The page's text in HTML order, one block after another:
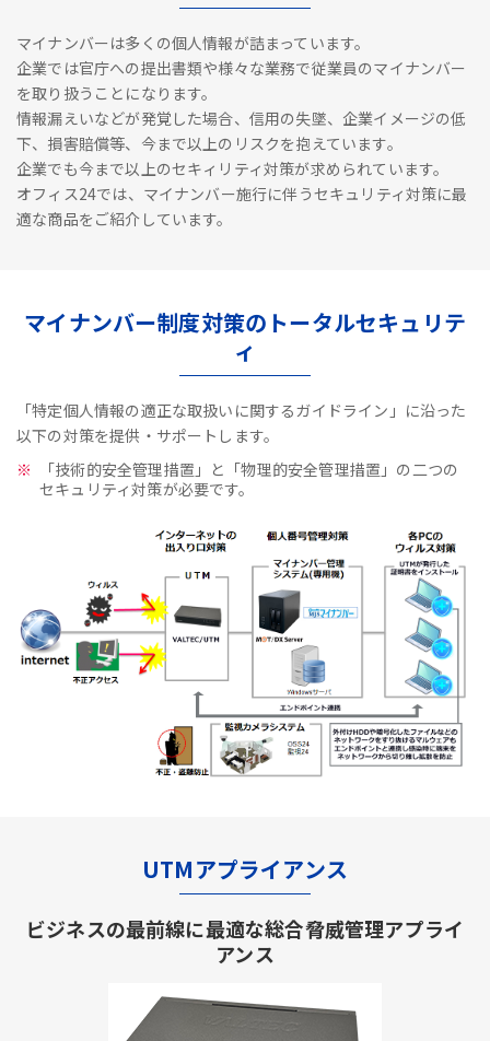
マイナンバーは多くの個人情報が詰まっています。
企業では官庁への提出書類や様々な業務で従業員のマイナンバー
を取り扱うことになります。
情報漏えいなどが発覚した場合、信用の失墜、企業イメージの低
下、損害賠償等、今まで以上のリスクを抱えています。
企業でも今まで以上のセキィリティ対策が求められています。
オフィス24では、マイナンバー施行に伴うセキュリティ対策に最
適な商品をご紹介しています。
マイナンバー制度対策のトータルセキュリテ
ィ
「特定個人情報の適正な取扱いに関するガイドライン」に沿った
以下の対策を提供・サポートします。
「技術的安全管理措置」と「物理的安全管理措置」の二つの
セキュリティ対策が必要です。
UTMアプライアンス
ビジネスの最前線に最適な総合脅威管理アプライ
アンス